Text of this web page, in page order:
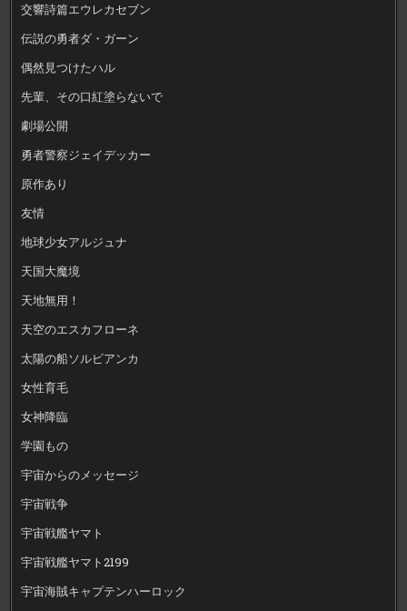
交響詩篇エウレカセブン
伝説の勇者ダ・ガーン
偶然見つけたハル
先輩、その口紅塗らないで
劇場公開
勇者警察ジェイデッカー
原作あり
友情
地球少女アルジュナ
天国大魔境
天地無用！
天空のエスカフローネ
太陽の船ソルビアンカ
女性育毛
女神降臨
学園もの
宇宙からのメッセージ
宇宙戦争
宇宙戦艦ヤマト
宇宙戦艦ヤマト2199
宇宙海賊キャプテンハーロック